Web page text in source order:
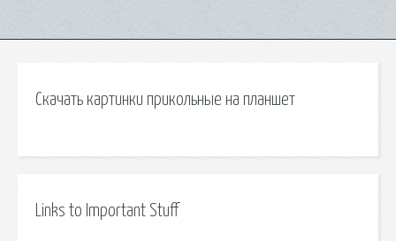
Скачать картинки прикольные на планшет
Links to Important Stuff